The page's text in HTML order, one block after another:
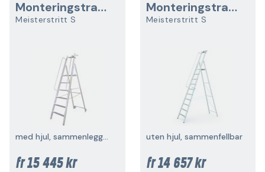
Monteringstrappestige
Meisterstritt S
med hjul, sammenleggbar
fr15 445 kr
Monteringstrappestige
Meisterstritt S
uten hjul, sammenfellbar
fr14 657 kr